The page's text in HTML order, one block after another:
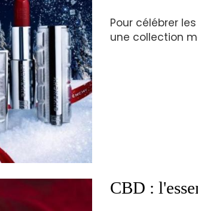
Pour célébrer
une collection
CBD :